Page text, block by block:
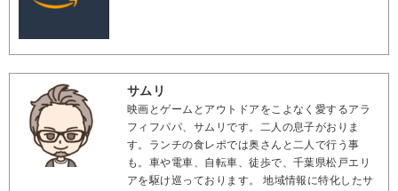
サムリ
映画とゲームとアウトドアをこよなく愛するアラ
フィフパパ、サムリです。二人の息子がおりま
す。ランチの食レポでは奥さんと二人で行う事
も。車や電車、自転車、徒歩で、千葉県松戸エリ
アを駆け巡っております。 地域情報に特化したサ